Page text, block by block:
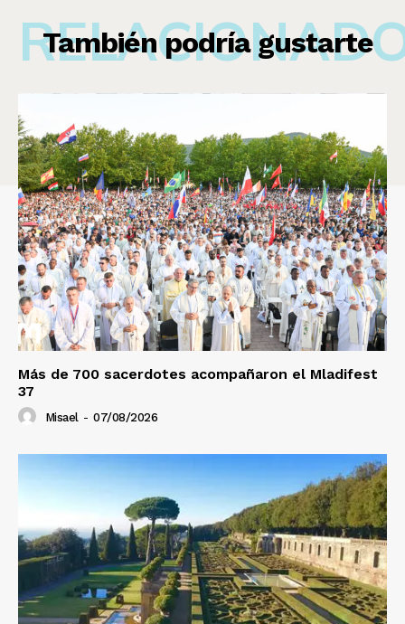
También podría gustarte
Más de 700 sacerdotes acompañaron el Mladifest
37
Misael - 07/08/2026